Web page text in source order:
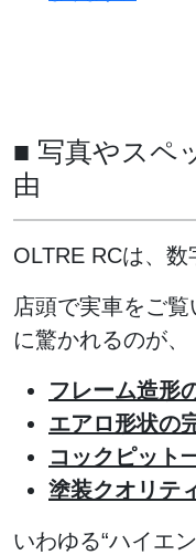
■ 写真やスペ
由
OLTRE RCは、数
店頭で実車をご
に驚かれるのが、
フレーム造形
エアロ形状の
コックピット
塗装クオリテ
いわゆる“ハイエ